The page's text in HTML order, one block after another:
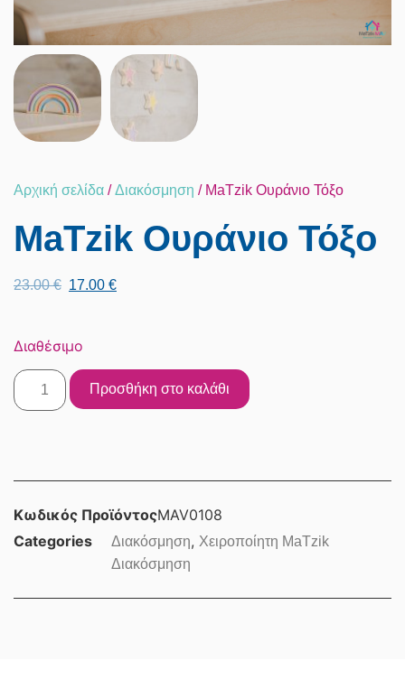
Αρχική σελίδα /Διακόσμηση / MaTzik Ουράνιο Τόξο
MaTzik Ουράνιο Τόξο
23.00€ 17.00 €
Διαθέσιμο
Προσθήκη στο καλάθι
Κωδικός ΠροϊόντοςMAV0108
Categories
Διακόσμηση, Χειροποίητη MaTzik
Διακόσμηση